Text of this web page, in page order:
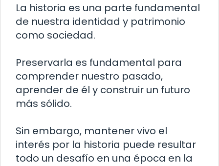
La historia es una parte fundamental
de nuestra identidad y patrimonio
como sociedad.
Preservarla es fundamental para
comprender nuestro pasado,
aprender de él y construir un futuro
más sólido.
Sin embargo, mantener vivo el
interés por la historia puede resultar
todo un desafío en una época en la